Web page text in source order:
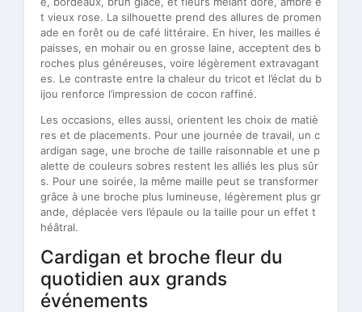
t vieux rose. La silhouette prend des allures de promen
ade en forêt ou de café littéraire. En hiver, les mailles é
paisses, en mohair ou en grosse laine, acceptent des b
roches plus généreuses, voire légèrement extravagant
es. Le contraste entre la chaleur du tricot et l’éclat du b
ijou renforce l’impression de cocon raffiné.
Les occasions, elles aussi, orientent les choix de matiè
res et de placements. Pour une journée de travail, un c
ardigan sage, une broche de taille raisonnable et une p
alette de couleurs sobres restent les alliés les plus sûr
s. Pour une soirée, la même maille peut se transformer
grâce à une broche plus lumineuse, légèrement plus gr
ande, déplacée vers l’épaule ou la taille pour un effet t
héâtral.
Cardigan et broche fleur du
quotidien aux grands
événements